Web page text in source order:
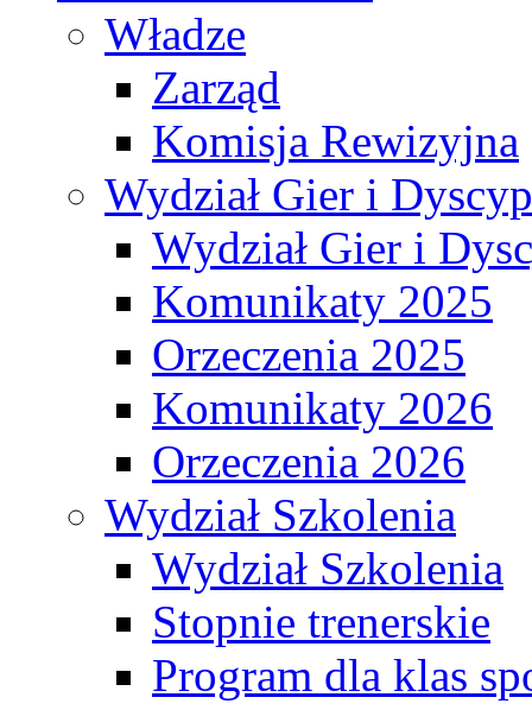
Władze
Zarząd
Komisja Rewizyjna
Wydział Gier i
Wydział Gier i
Komunikaty 2025
Orzeczenia 2025
Komunikaty 2026
Orzeczenia 2026
Wydział Szkolenia
Wydział Szkolenia
Stopnie trenerskie
Program dla klas